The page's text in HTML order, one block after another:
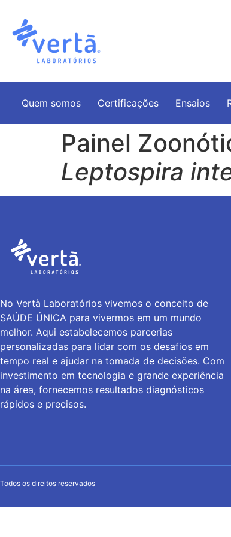
Quem somos Certificações Ensaios
Painel
Leptospira
No Vertà Laboratórios vivemos o conceito de
SAÚDE ÚNICA para vivermos em um mundo
melhor. Aqui estabelecemos parcerias
personalizadas para lidar com os desafios em
tempo real e ajudar na tomada de decisões. Com
investimento em tecnologia e grande experiência
na área, fornecemos resultados diagnósticos
rápidos e precisos.
Todos os direitos reservados